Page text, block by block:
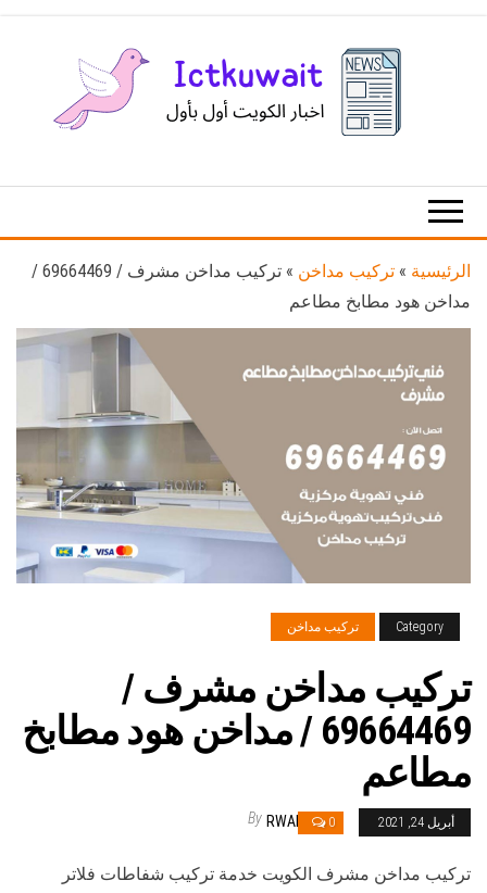
الكويت
الرئيسية » تركيب مداخن »
تركيب مداخن مشرف / 69664469 /
مداخن هود مطابخ مطاعم
Category تركيب مداخن
تركيب مداخن مشرف /
69664469 / مداخن هود مطابخ
مطاعم
أبريل 24, 2021 0
By RWAN
تركيب مداخن مشرف الكويت خدمة تركيب شفاطات فلاتر